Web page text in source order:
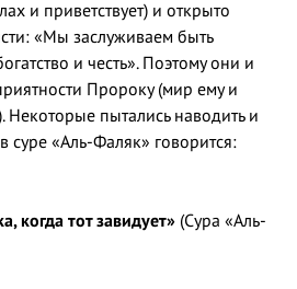
и приветствует) и открыто
«Мы заслуживаем быть
и честь». Поэтому они и
Пророку (мир ему и
Некоторые пытались наводить и
суре «Аль-Фаляк» говорится:
когда тот завидует» (Сура «Аль-